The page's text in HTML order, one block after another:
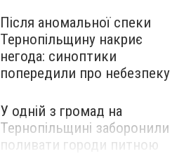
Після аномальної спеки
Тернопільщину накриє
негода: синоптики
попередили про небезпеку
У одній з громад на
Тернопільщині заборонили
поливати городи питною